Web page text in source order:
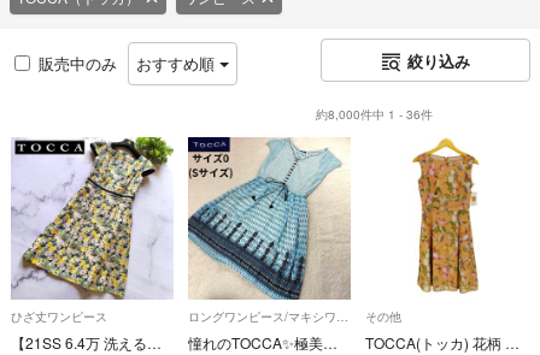
販売中のみ おすすめ順 絞り込み
約8,000件中 1 - 36件
ひざ丈ワンピース
【21SS 6.4万 洗える】トッカ BOSCO ドレス 花柄 ジャガード S
ロングワンピース/マキシワンピース
憧れのTOCCA✨極美品 刺繍ワンピース 0 S ブルー 清楚 オンワード樫山
その他
TOCCA(トッカ) 花柄 ノースリーブ ワンピース レディース ワンピース